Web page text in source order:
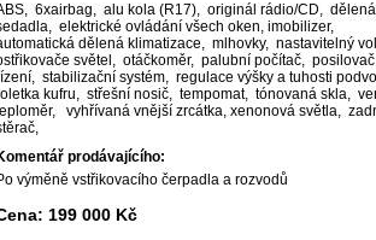
6xairbag, alu kola (R17), originál rádio/CD,
elektrické ovládání všech oken, imobilizer,
dělená klimatizace, mlhovky, nastavitelný
světel, otáčkoměr, palubní počítač, posilovač
stabilizační systém, regulace výšky a tuhosti
kufru, střešní nosič, tempomat, tónovaná skla,
vyhřívaná vnější zrcátka, xenonová světla,
prodávajícího:
výměně vstřikovacího čerpadla a rozvodů
199 000 Kč